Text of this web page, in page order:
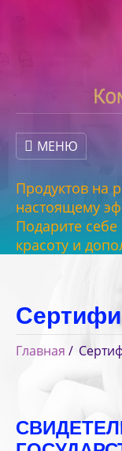
МЕНЮ
Продуктов на
настоящему
Подарите
красоту и
Главная